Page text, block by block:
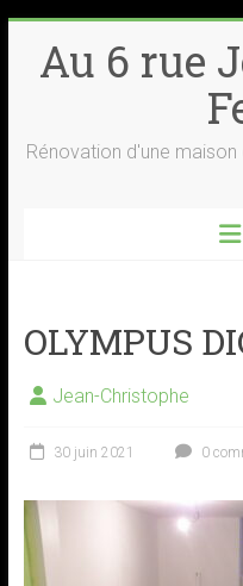
content
Au 6 rue
Rénovation d'une
OLYMPUS
Jean-Christophe
30 juin 2021 0